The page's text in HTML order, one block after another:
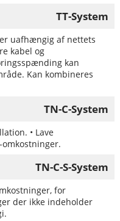
TT-System
er uafhængig af nettets
kabel og
kan
Kan kombineres
TN-C-System
• Lave
TN-C-S-System
for
der ikke indeholder